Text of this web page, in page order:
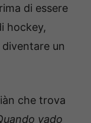
di essere
hockey,
un
che trova
vado